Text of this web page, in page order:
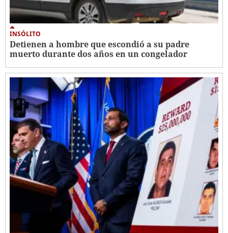
INSÓLITO
Detienen a hombre que escondió a su padre
muerto durante dos años en un congelador